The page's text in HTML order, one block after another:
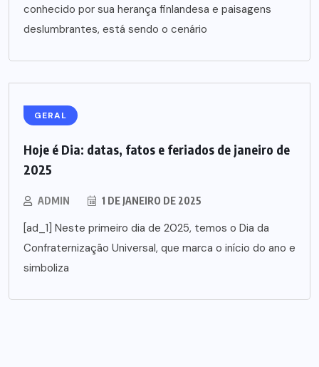
conhecido por sua herança finlandesa e paisagens
deslumbrantes, está sendo o cenário
GERAL
Hoje é Dia: datas, fatos e feriados de janeiro de
2025
ADMIN 1 DE JANEIRO DE 2025
[ad_1] Neste primeiro dia de 2025, temos o Dia da
Confraternização Universal, que marca o início do ano e
simboliza